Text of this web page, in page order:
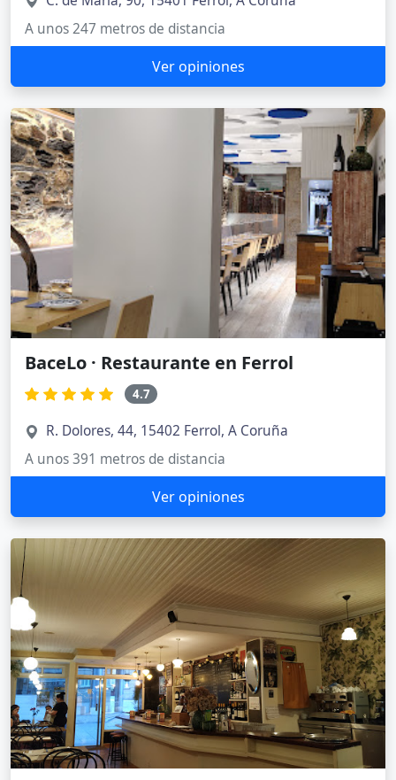
A unos 247 metros de distancia
Ver opiniones
BaceLo · Restaurante en Ferrol
4.7
R. Dolores, 44, 15402 Ferrol, A Coruña
A unos 391 metros de distancia
Ver opiniones